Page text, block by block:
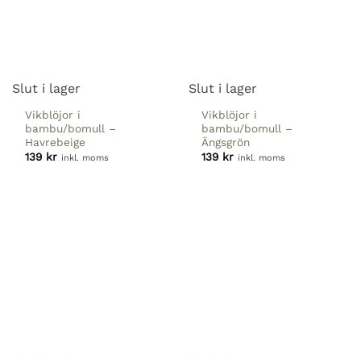
Slut i lager
Vikblöjor i
bambu/bomull –
Havrebeige
139 kr inkl. moms
Slut i lager
Vikblöjor i
bambu/bomull –
Ängsgrön
139 kr inkl. moms